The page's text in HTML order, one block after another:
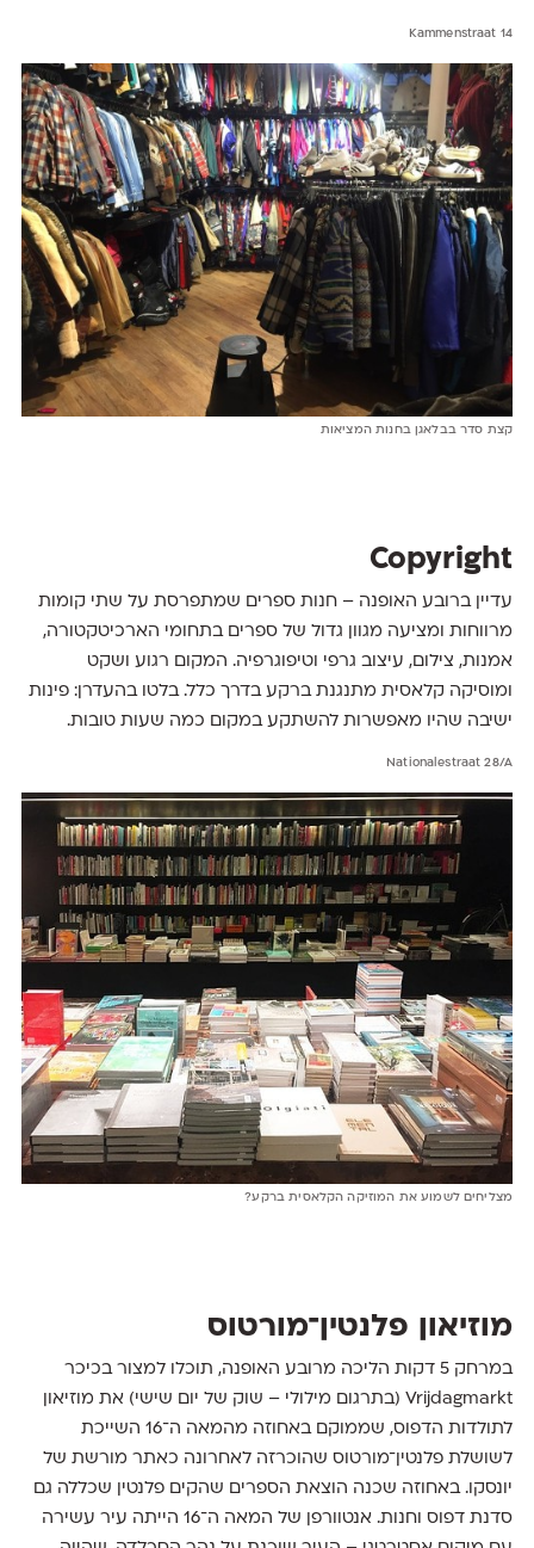
Kammenstraat 14
קצת סדר בבלאגן בחנות המציאות
Copyright
עדיין ברובע האופנה – חנות ספרים שמתפרסת על שתי קומות
מרווחות ומציעה מגוון גדול של ספרים בתחומי הארכיטקטורה,
אמנות, צילום, עיצוב גרפי וטיפוגרפיה. המקום רגוע ושקט
ומוסיקה קלאסית מתנגנת ברקע בדרך כלל. בלטו בהעדרן: פינות
ישיבה שהיו מאפשרות להשתקע במקום כמה שעות טובות.
Nationalestraat 28/A
מצליחים לשמוע את המוזיקה הקלאסית ברקע?
מוזיאון פלנטין־מורטוס
במרחק 5 דקות הליכה מרובע האופנה, תוכלו למצור בכיכר
Vrijdagmarkt (בתרגום מילולי – שוק של יום שישי) את מוזיאון
לתולדות הדפוס, שממוקם באחוזה מהמאה ה־16 השייכת
לשושלת פלנטין־מורטוס שהוכרזה לאחרונה כאתר מורשת של
יונסקו. באחוזה שכנה הוצאת הספרים שהקים פלנטין שכללה גם
סדנת דפוס וחנות. אנטוורפן של המאה ה־16 הייתה עיר עשירה